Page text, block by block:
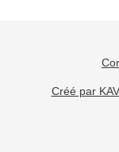
Créé par